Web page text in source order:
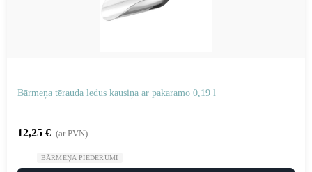
Bārmeņa tērauda ledus kausiņa ar pakaramo 0,19 l
12,25 € (ar PVN)
BĀRMEŅA PIEDERUMI